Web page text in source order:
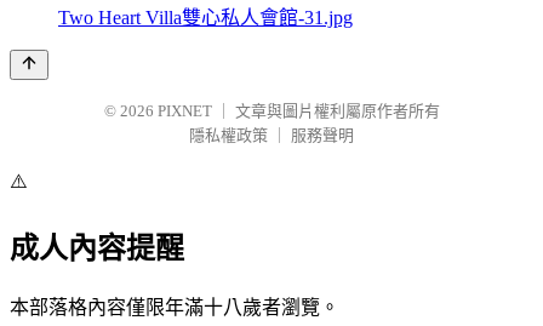
Two Heart Villa雙心私人會館-31.jpg
© 2026 PIXNET
文章與圖片權利屬原作者所有
隱私權政策
服務聲明
⚠️
成人內容提醒
本部落格內容僅限年滿十八歲者瀏覽。